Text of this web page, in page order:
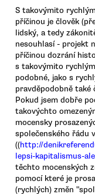
S takovýmito
příčinou je člověk
lidský, a tedy
nesouhlasí - projekt
příčinou dozrání
s takovýmito
podobné, jako s
pravděpodobně také
Pokud jsem dobře
takovýchto
mocensky
společenského řádu
((http://
lepsi-kapitalismus-
těchto mocenských
pomocí které je
(rychlých) změn